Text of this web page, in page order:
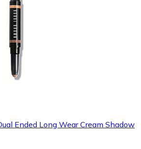
Ended Long Wear Cream Shadow